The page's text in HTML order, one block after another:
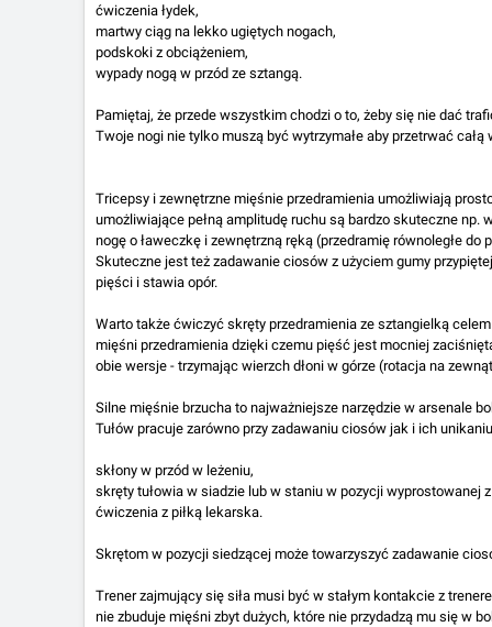
ćwiczenia łydek,
martwy ciąg na lekko ugiętych nogach,
podskoki z obciążeniem,
wypady nogą w przód ze sztangą.
Pamiętaj, że przede wszystkim chodzi o to, żeby się nie dać
Twoje nogi nie tylko muszą być wytrzymałe aby przetrwać
Tricepsy i zewnętrzne mięśnie przedramienia umożliwiają
umożliwiające pełną amplitudę ruchu są bardzo skuteczne np.
nogę o ławeczkę i zewnętrzną ręką (przedramię równoległe do
Skuteczne jest też zadawanie ciosów z użyciem gumy
pięści i stawia opór.
Warto także ćwiczyć skręty przedramienia ze sztangielką
mięśni przedramienia dzięki czemu pięść jest mocniej
obie wersje - trzymając wierzch dłoni w górze (rotacja na
Silne mięśnie brzucha to najważniejsze narzędzie w arsenale
Tułów pracuje zarówno przy zadawaniu ciosów jak i ich
skłony w przód w leżeniu,
skręty tułowia w siadzie lub w staniu w pozycji wyprostowanej
ćwiczenia z piłką lekarska.
Skrętom w pozycji siedzącej może towarzyszyć zadawanie
Trener zajmujący się siła musi być w stałym kontakcie z
nie zbuduje mięśni zbyt dużych, które nie przydadzą mu się w